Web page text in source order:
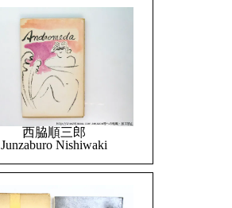
西脇順三郎
Junzaburo Nishiwaki